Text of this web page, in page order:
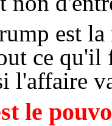
est
ce
l'affaire
le